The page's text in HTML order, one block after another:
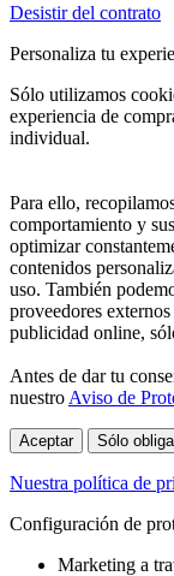
Desistir del contrato
Personaliza tu
Sólo utilizamos
experiencia de
individual.
Para ello,
comportamiento y
optimizar
contenidos
uso. También
proveedores
publicidad online,
Antes de dar tu
nuestro Aviso de
Aceptar Sólo
Nuestra política de
Configuración de
Marketing a